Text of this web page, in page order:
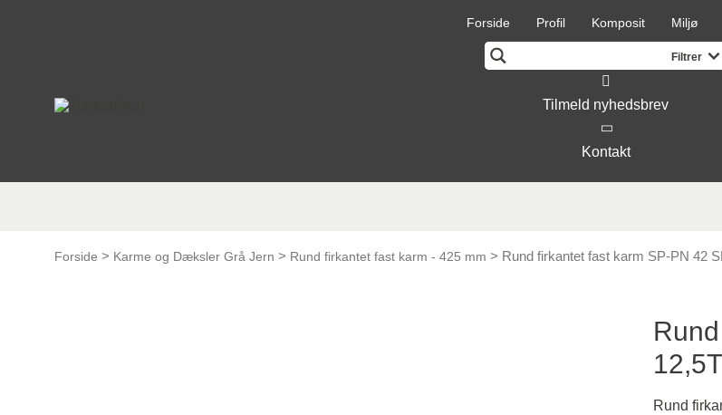
Forside Profil Komposit Miljø
Tilmeld nyhedsbrev
Kontakt
Forside > Karme og Dæksler Grå Jern > Rund firkantet fast karm - 425 mm > Rund firkantet fast karm SP-PN 42
Rund